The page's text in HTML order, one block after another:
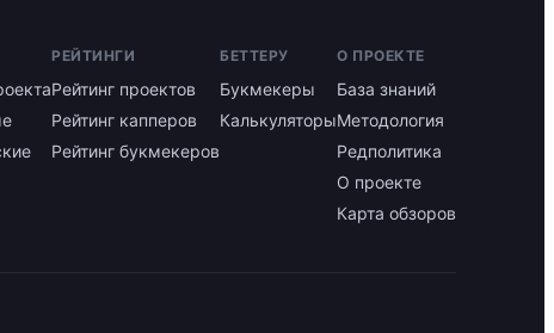
РЕЙТИНГИ
Рейтинг проектов
Рейтинг капперов
Рейтинг букмекеров
БЕТТЕРУ
Букмекеры
Калькуляторы
О ПРОЕКТЕ
База знаний
Методология
Редполитика
О проекте
Карта обзоров